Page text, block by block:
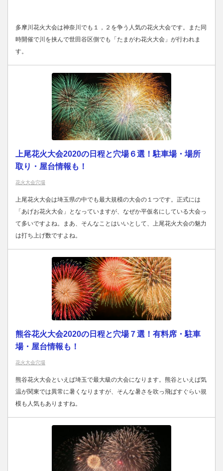
多摩川花火大会は神奈川でも１，２を争う人気の花火大会です。また同
時開催で川を挟んで世田谷区側でも「たまがわ花火大会」が行われま
す。
上尾花火大会2020の日程と穴場６選！駐車場・場所
取り・屋台情報も！
花火大会穴場
上尾花火大会は埼玉県の中でも最大規模の大会の１つです。正式には
「あげお花火大会」となっていますが、なぜか平仮名にしている大会っ
て多いですよね。まあ、そんなことはいいとして、上尾花火大会の魅力
は打ち上げ数ですよね。
熊谷花火大会2020の日程と穴場７選！有料席・駐車
場・屋台情報も！
花火大会穴場
熊谷花火大会といえば埼玉で最大級の大会になります。熊谷といえば気
温が関東では異常に暑くなりますが、そんな暑さを吹っ飛ばすぐらい規
模も人気もありますね。